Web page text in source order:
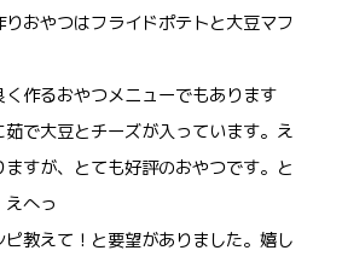
おやつはフライドポテトと大豆マフ
作るおやつメニューでもあります
で大豆とチーズが入っています。え
すが、とても好評のおやつです。と
へっ
教えて！と要望がありました。嬉し